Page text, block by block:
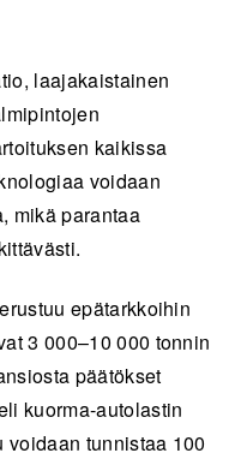
laajakaistainen
kaikissa
voidaan
mikä parantaa
epätarkkoihin
3 000–10 000 tonnin
päätökset
kuorma-autolastin
tunnistaa 100